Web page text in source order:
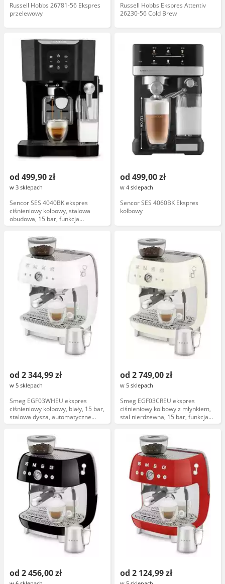
Russell Hobbs 26781-56 Ekspres
przelewowy
Russell Hobbs Ekspres Attentiv
26230-56 Cold Brew
od 499,90 zł
w 3 sklepach
Sencor SES 4040BK ekspres
ciśnieniowy kolbowy, stalowa
obudowa, 15 bar, funkcja
spieniania mleka
od 499,00 zł
w 4 sklepach
Sencor SES 4060BK Ekspres
kolbowy
od 2 344,99 zł
w 5 sklepach
Smeg EGF03WHEU ekspres
ciśnieniowy kolbowy, biały, 15 bar,
stalowa dysza, automatyczne
spienianie mleka
od 2 749,00 zł
w 5 sklepach
Smeg EGF03CREU ekspres
ciśnieniowy kolbowy z młynkiem,
stal nierdzewna, 15 bar, funkcja
spieniania mleka
od 2 456,00 zł od 2 124,99 zł